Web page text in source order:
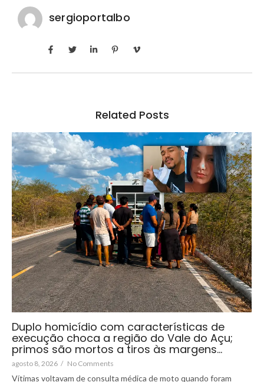
sergioportalbo
Related Posts
Duplo homicídio com características de
execução choca a região do Vale do Açu;
primos são mortos a tiros às margens…
agosto 8, 2026 / No Comments
Vítimas voltavam de consulta médica de moto quando foram